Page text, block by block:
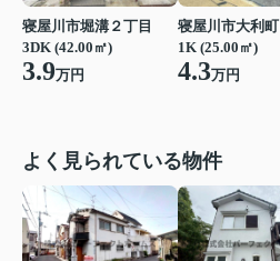
寝屋川市堀溝２丁目
3DK (42.00㎡)
3.9万円
寝屋川市大利町
1K (25.00㎡)
4.3万円
よく見られている物件